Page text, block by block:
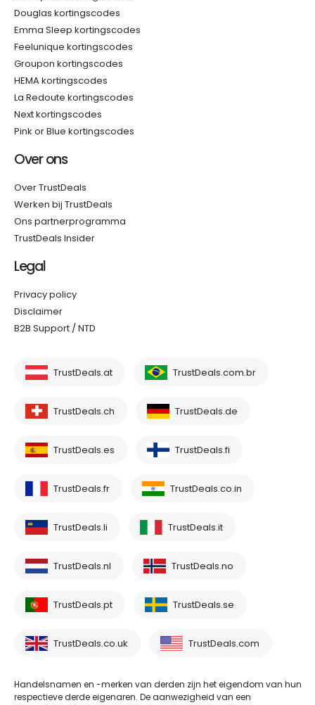
Douglas kortingscodes
Emma Sleep kortingscodes
Feelunique kortingscodes
Groupon kortingscodes
HEMA kortingscodes
La Redoute kortingscodes
Next kortingscodes
Pink or Blue kortingscodes
Over ons
Over TrustDeals
Werken bij TrustDeals
Ons partnerprogramma
TrustDeals Insider
Legal
Privacy policy
Disclaimer
B2B Support / NTD
TrustDeals.at TrustDeals.com.br
TrustDeals.ch TrustDeals.de
TrustDeals.es TrustDeals.fi
TrustDeals.fr TrustDeals.co.in
TrustDeals.li TrustDeals.it
TrustDeals.nl TrustDeals.no
TrustDeals.pt TrustDeals.se
TrustDeals.co.uk TrustDeals.com
Handelsnamen en -merken van derden zijn het eigendom van hun
respectieve derde eigenaren. De aanwezigheid van een